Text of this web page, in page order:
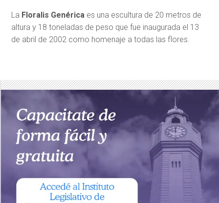
La Floralis Genérica es una escultura de 20 metros de
altura y 18 toneladas de peso que fue inaugurada el 13
de abril de 2002 como homenaje a todas las flores.